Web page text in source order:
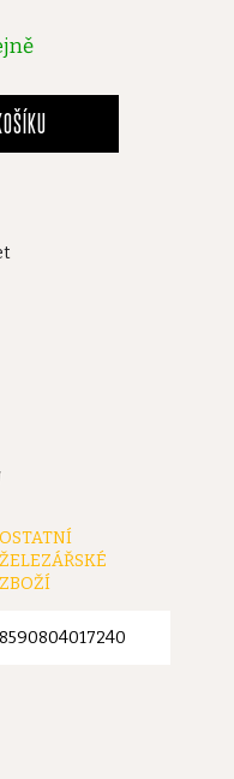
OSTATNÍ
ŽELEZÁŘSKÉ
ZBOŽÍ
8590804017240